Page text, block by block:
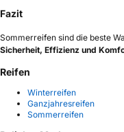
Fazit
Sommerreifen sind die beste
Sicherheit, Effizienz und
Reifen
Winterreifen
Ganzjahresreifen
Sommerreifen